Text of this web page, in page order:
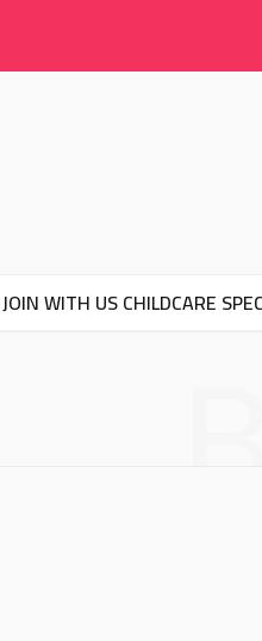
JOIN WITH US CHILDCARE